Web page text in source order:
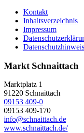
Kontakt
Inhaltsverzeichnis
Impressum
Datenschutzhinweis
Markt Schnaittach
Marktplatz 1
91220 Schnaittach
09153 409-0
09153 409-170
info@schnaittach.de
www.schnaittach.de/